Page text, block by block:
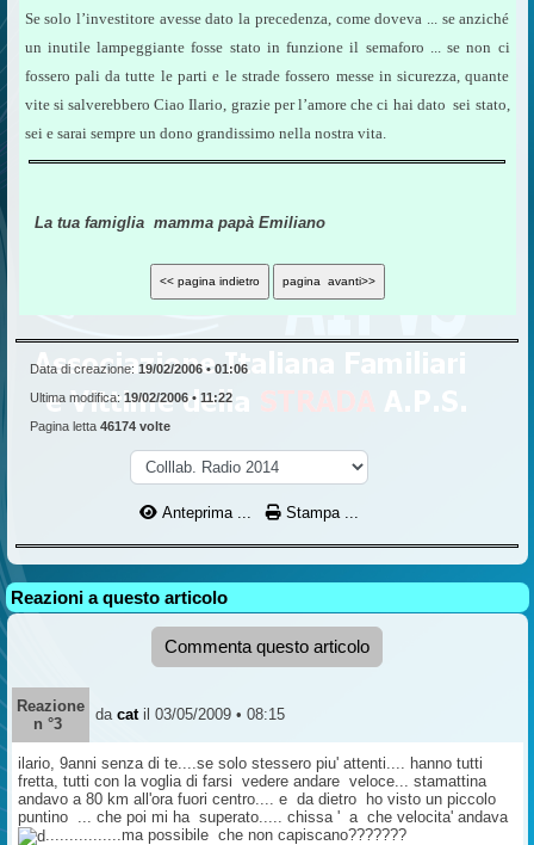
Se solo l’investitore avesse dato la precedenza, come doveva ... se anziché
un inutile lampeggiante fosse stato in funzione il semaforo ... se non ci
fossero pali da tutte le parti e le strade fossero messe in sicurezza, quante
vite si salverebbero Ciao Ilario, grazie per l’amore che ci hai dato  sei stato,
sei e sarai sempre un dono grandissimo nella nostra vita.
La tua famiglia  mamma papà Emiliano
Data di creazione: 19/02/2006 • 01:06
Ultima modifica:19/02/2006 • 11:22
Pagina letta 46174 volte
Anteprima ... Stampa ...
Reazioni a questo articolo
Commenta questo articolo
Reazione
n °3
da cat il 03/05/2009 • 08:15
ilario, 9anni senza di te....se solo stessero piu' attenti.... hanno tutti
fretta, tutti con la voglia di farsi vedere andare veloce... stamattina
andavo a 80 km all'ora fuori centro.... e da dietro ho visto un piccolo
puntino ... che poi mi ha superato..... chissa ' a che velocita' andava
................ma possibile che non capiscano???????